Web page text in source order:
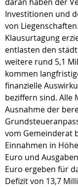
Investitionen und
von
Klausurtagung
entlasten den
weitere rund 5,1
kommen
finanzielle
beziffern sind. Alle
Ausnahme der
vom Gemeinderat
Einnahmen in
Euro und
Euro ergeben für
Defizit von 13,7